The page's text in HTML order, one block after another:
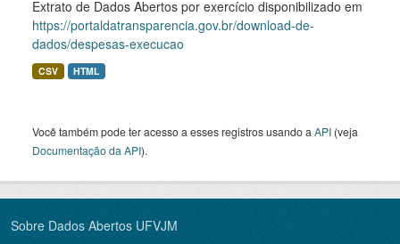
Extrato de Dados Abertos por exercício disponibilizado em
https://portaldatransparencia.gov.br/download-de-
dados/despesas-execucao
CSV HTML
Você também pode ter acesso a esses registros usando a API (veja
Documentação da API).
Sobre Dados Abertos UFVJM